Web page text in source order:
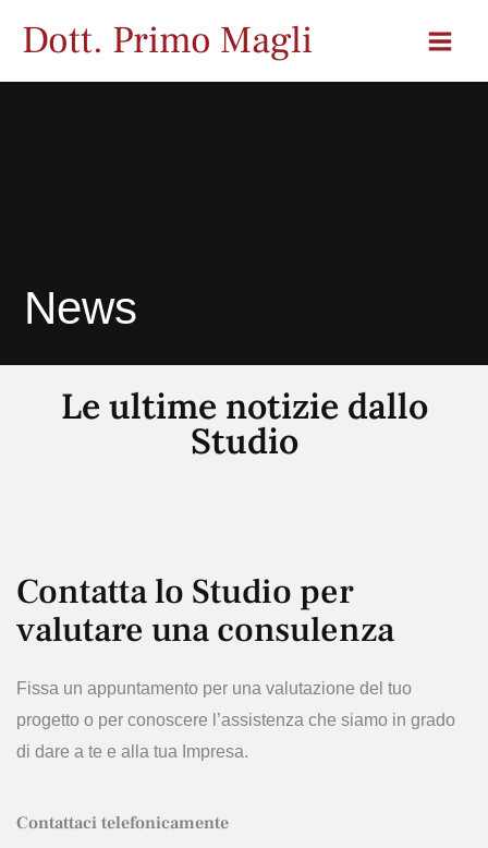
contenuto
Dott. Primo Magli
News
Le ultime notizie dallo
Studio
Contatta lo Studio per
valutare una consulenza
Fissa un appuntamento per una valutazione del tuo
progetto o per conoscere l’assistenza che siamo in grado
di dare a te e alla tua Impresa.
Contattaci telefonicamente